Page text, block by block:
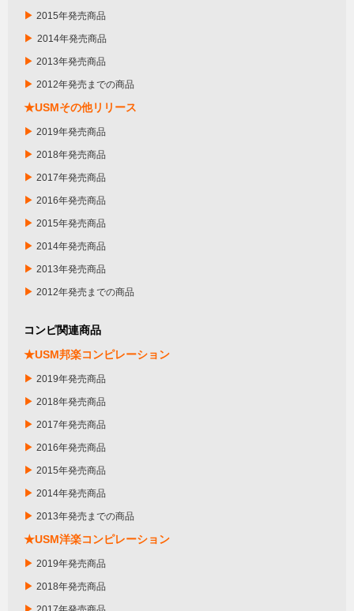
▶ 2015年発売商品
▶ 2014年発売商品
▶ 2013年発売商品
▶ 2012年発売までの商品
★USMその他リリース
▶ 2019年発売商品
▶ 2018年発売商品
▶ 2017年発売商品
▶ 2016年発売商品
▶ 2015年発売商品
▶ 2014年発売商品
▶ 2013年発売商品
▶ 2012年発売までの商品
コンピ関連商品
★USM邦楽コンピレーション
▶ 2019年発売商品
▶ 2018年発売商品
▶ 2017年発売商品
▶ 2016年発売商品
▶ 2015年発売商品
▶ 2014年発売商品
▶ 2013年発売までの商品
★USM洋楽コンピレーション
▶ 2019年発売商品
▶ 2018年発売商品